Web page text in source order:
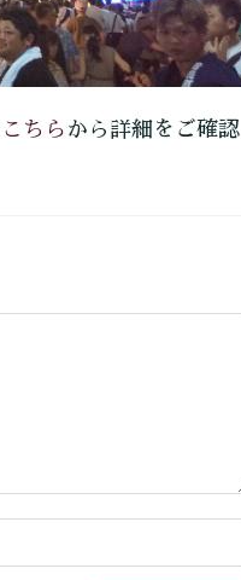
こちら から詳細をご確認